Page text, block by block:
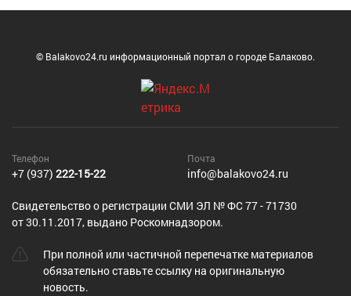
© Balakovo24.ru информационный портал о городе Балаково.
Телефон
+7 (937) 222-15-22
Почта
info@balakovo24.ru
Cвидетельство о регистрации СМИ ЭЛ № ФС 77 - 71730
от 30.11.2017, выдано Роскомнадзором.
При полной или частичной перепечатке материалов
обязательно ставьте ссылку на оригинальную
новость.